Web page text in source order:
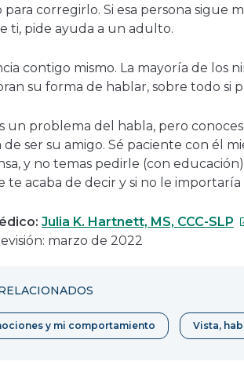
corregirlo. Si esa persona sigue
ti, pide ayuda a un adulto.
contigo mismo. La mayoría de los
su forma de hablar, sobre todo si
un problema del habla, pero
ser su amigo. Sé paciente con él
y no temas pedirle (con
te acaba de decir y si no le
Julia K. Hartnett, MS, CCC-SLP
marzo de 2022
y mi comportamiento Vista,